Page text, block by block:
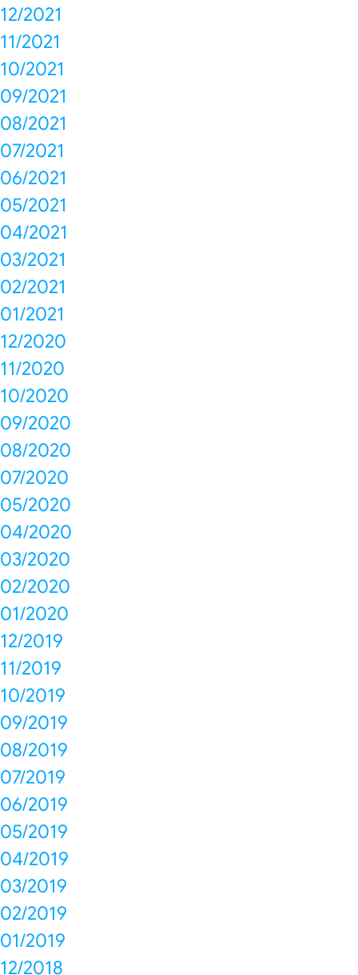
12/2021
11/2021
10/2021
09/2021
08/2021
07/2021
06/2021
05/2021
04/2021
03/2021
02/2021
01/2021
12/2020
11/2020
10/2020
09/2020
08/2020
07/2020
05/2020
04/2020
03/2020
02/2020
01/2020
12/2019
11/2019
10/2019
09/2019
08/2019
07/2019
06/2019
05/2019
04/2019
03/2019
02/2019
01/2019
12/2018